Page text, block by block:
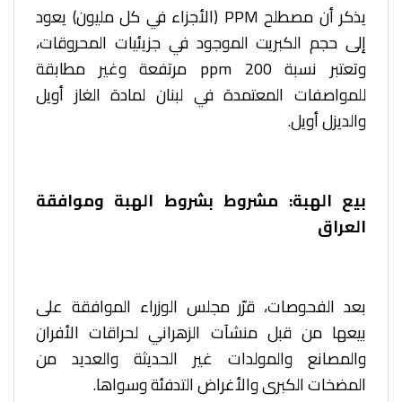
يذكر أن مصطلح PPM (الأجزاء في كل مليون) يعود
إلى حجم الكبريت الموجود في جزيئيات المحروقات،
وتعتبر نسبة 200 ppm مرتفعة وغير مطابقة
للمواصفات المعتمدة في لبنان لمادة الغاز أويل
والديزل أويل.
بيع الهبة: مشروط بشروط الهبة وموافقة
العراق
بعد الفحوصات، قرّر مجلس الوزراء الموافقة على
بيعها من قبل منشآت الزهراني لحراقات الأفران
والمصانع والمولدات غير الحديثة والعديد من
المضخات الكبرى والأغراض التدفئة وسواها.